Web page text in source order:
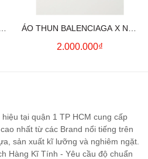
ÁO THUN BALENCIAGA X NBA
LOGO COTTON JERSEY T-
2.000.000₫
tại quận 1 TP HCM cung cấp
nhất từ các Brand nổi tiếng trên
sản xuất kĩ lưỡng và nghiêm ngặt.
Hàng Kĩ Tính - Yêu cầu độ chuẩn